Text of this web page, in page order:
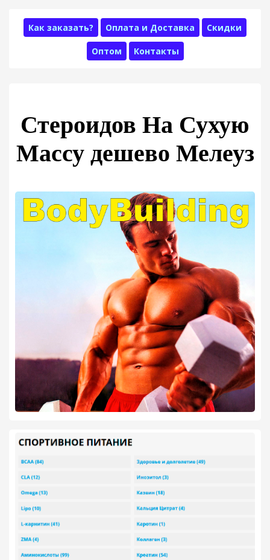
Как заказать? Оплата и Доставка Скидки
Оптом Контакты
Стероидов На Сухую
Массу дешево Мелеуз